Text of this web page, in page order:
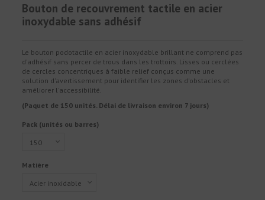
Bouton de recouvrement tactile en acier
inoxydable sans adhésif
Le bouton podotactile en acier inoxydable brillant ne comprend pas
d'adhésif sans percer de trous dans les trottoirs. Lisses ou cerclées
de cercles concentriques à faible relief conçus comme une
solution d'avertissement pour identifier les zones d'obstacles et
améliorer l'accessibilité.
(Paquet de 150 unités. Délai de livraison environ 7 jours)
Pack (unités ou barres)
Matière